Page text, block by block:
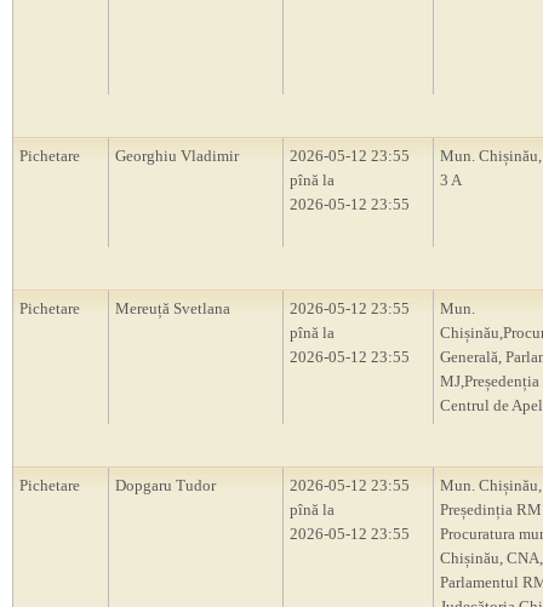
Pichetare Georghiu Vladimir
2026-05-12 23:55
pînă la
2026-05-12 23:55
Mun.
3 A
Pichetare Mereuță Svetlana
2026-05-12 23:55
pînă la
2026-05-12 23:55
Mun.
Generală,
Centrul de Apel
Pichetare Dopgaru Tudor
2026-05-12 23:55
pînă la
2026-05-12 23:55
Mun. Chișinău,
Președinția
Procuratura
Chișinău, CNA,
Parlamentul